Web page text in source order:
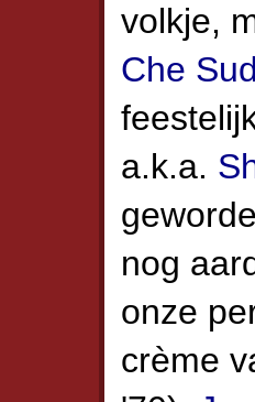
volkje,
Che
a.k.a.
nog
onze
crème